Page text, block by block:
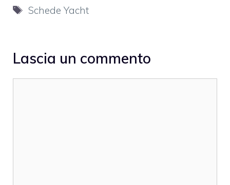
Tag
Schede Yacht
Lascia un commento